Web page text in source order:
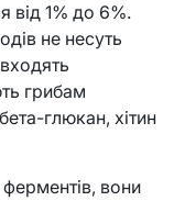
від 1% до 6%.
не несуть
грибам
глюкан, хітин
вони